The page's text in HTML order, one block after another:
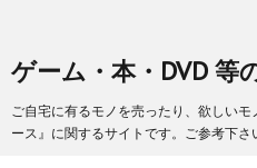
ゲーム・本・DVD 等
ご自宅に有るモノを売ったり、欲しい
ース』に関するサイトです。ご参考下さ